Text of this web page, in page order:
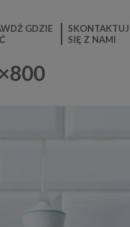
GDZIE
SKONTAKTUJ
SIĘ Z NAMI